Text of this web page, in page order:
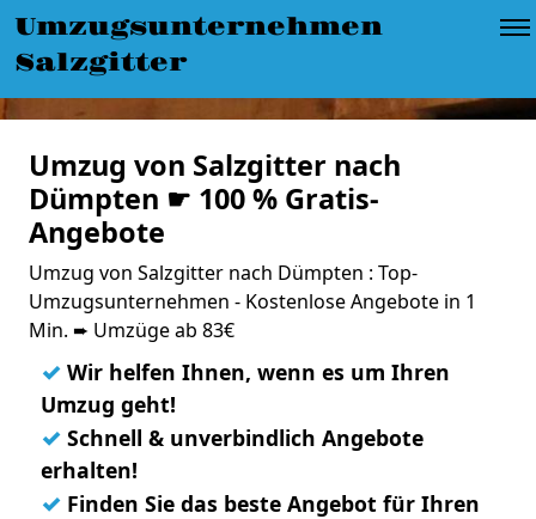
Umzugsunternehmen
Salzgitter
Umzug von Salzgitter nach
Dümpten ☛ 100 % Gratis-
Angebote
Umzug von Salzgitter nach Dümpten : Top-
Umzugsunternehmen - Kostenlose Angebote in 1
Min. ➨ Umzüge ab 83€
✓ Wir helfen Ihnen, wenn es um Ihren
Umzug geht!
✓ Schnell & unverbindlich Angebote
erhalten!
✓ Finden Sie das beste Angebot für Ihren